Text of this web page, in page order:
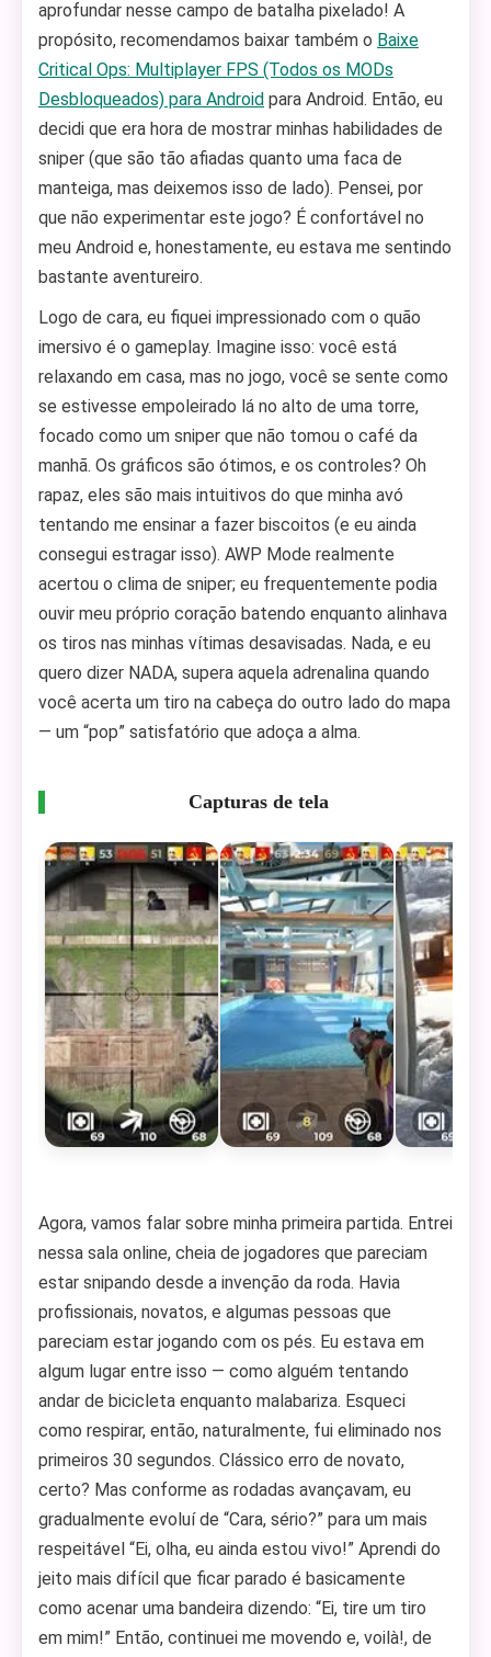
aprofundar nesse campo de batalha pixelado! A
propósito, recomendamos baixar também o Baixe
Critical Ops: Multiplayer FPS (Todos os MODs
Desbloqueados) para Android para Android. Então, eu
decidi que era hora de mostrar minhas habilidades de
sniper (que são tão afiadas quanto uma faca de
manteiga, mas deixemos isso de lado). Pensei, por
que não experimentar este jogo? É confortável no
meu Android e, honestamente, eu estava me sentindo
bastante aventureiro.
Logo de cara, eu fiquei impressionado com o quão
imersivo é o gameplay. Imagine isso: você está
relaxando em casa, mas no jogo, você se sente como
se estivesse empoleirado lá no alto de uma torre,
focado como um sniper que não tomou o café da
manhã. Os gráficos são ótimos, e os controles? Oh
rapaz, eles são mais intuitivos do que minha avó
tentando me ensinar a fazer biscoitos (e eu ainda
consegui estragar isso). AWP Mode realmente
acertou o clima de sniper; eu frequentemente podia
ouvir meu próprio coração batendo enquanto alinhava
os tiros nas minhas vítimas desavisadas. Nada, e eu
quero dizer NADA, supera aquela adrenalina quando
você acerta um tiro na cabeça do outro lado do mapa
— um “pop” satisfatório que adoça a alma.
Capturas de tela
Agora, vamos falar sobre minha primeira partida. Entrei
nessa sala online, cheia de jogadores que pareciam
estar snipando desde a invenção da roda. Havia
profissionais, novatos, e algumas pessoas que
pareciam estar jogando com os pés. Eu estava em
algum lugar entre isso — como alguém tentando
andar de bicicleta enquanto malabariza. Esqueci
como respirar, então, naturalmente, fui eliminado nos
primeiros 30 segundos. Clássico erro de novato,
certo? Mas conforme as rodadas avançavam, eu
gradualmente evoluí de “Cara, sério?” para um mais
respeitável “Ei, olha, eu ainda estou vivo!” Aprendi do
jeito mais difícil que ficar parado é basicamente
como acenar uma bandeira dizendo: “Ei, tire um tiro
em mim!” Então, continuei me movendo e, voilà!, de